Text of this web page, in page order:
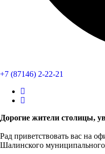
+7 (87146) 2-22-21
Дорогие жители столицы,
Рад приветствовать вас на
Шалинского